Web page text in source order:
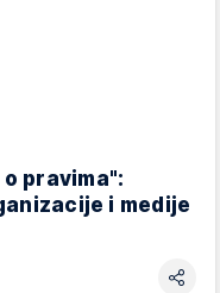
pravima":
i medije